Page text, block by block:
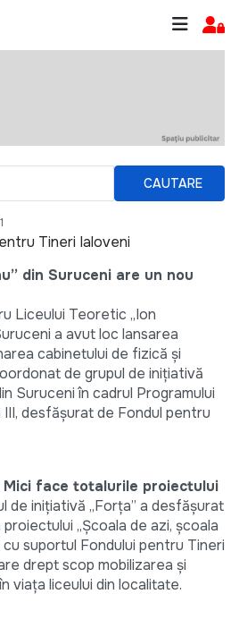
CAUTARE
Tineri Ialoveni
din Suruceni are un nou
Liceului Teoretic „Ion
a avut loc lansarea
cabinetului de fizică şi
de grupul de inițiativă
Suruceni în cadrul Programului
III, desfăşurat de Fondul pentru
Mici face totalurile proiectului
de iniţiativă „Forţa” a desfăşurat
„Şcoala de azi, şcoala
cu suportul Fondului pentru Tineri
drept scop mobilizarea şi
viaţa liceului din localitate.